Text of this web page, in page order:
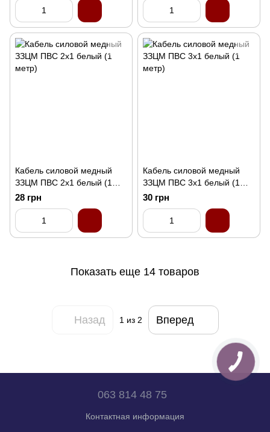
Кабель силовой медный
ЗЗЦМ ПВС 2x1 белый (1
метр)
28 грн
Кабель силовой медный
ЗЗЦМ ПВС 3x1 белый (1
метр)
30 грн
Показать еще 14 товаров
Назад 1 из 2 Вперед
063 814 48 75
Контактная информация